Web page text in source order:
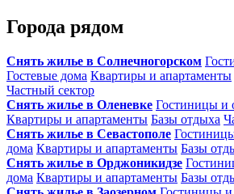
Города рядом
Снять жилье в Солнечногорском
Гостевые дома Квартиры и апартаменты
Частный сектор
Снять жилье в Оленевке Гостиницы и
Квартиры и апартаменты Базы отдыха
Снять жилье в Севастополе
дома Квартиры и апартаменты Базы
Снять жилье в Орджоникидзе
дома Квартиры и апартаменты Базы